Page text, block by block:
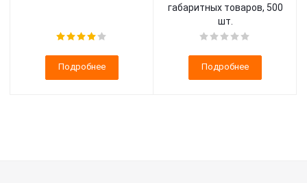
Подробнее
габаритных товаров, 500
шт.
Подробнее